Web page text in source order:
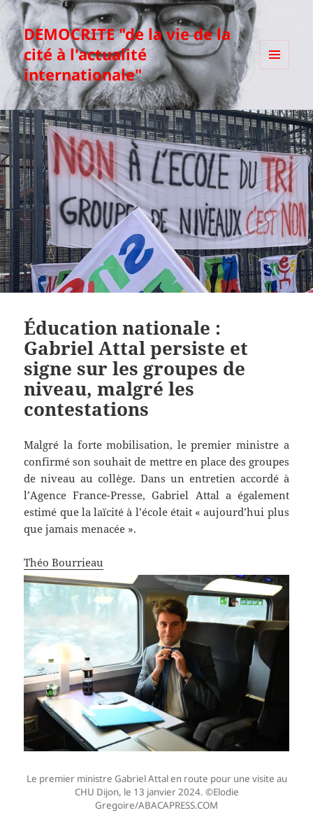
DEMOCRITE "de la vie de la
cité à l'actualité
internationale"
Éducation nationale :
Gabriel Attal persiste et
signe sur les groupes de
niveau, malgré les
contestations
Malgré la forte mobilisation, le premier ministre a
confirmé son souhait de mettre en place des groupes
de niveau au collège. Dans un entretien accordé à
l’Agence France-Presse, Gabriel Attal a également
estimé que la laïcité à l’école était « aujourd’hui plus
que jamais menacée ».
Théo Bourrieau
Le premier ministre Gabriel Attal en route pour une visite au
CHU Dijon, le 13 janvier 2024. ©Elodie
Gregoire/ABACAPRESS.COM